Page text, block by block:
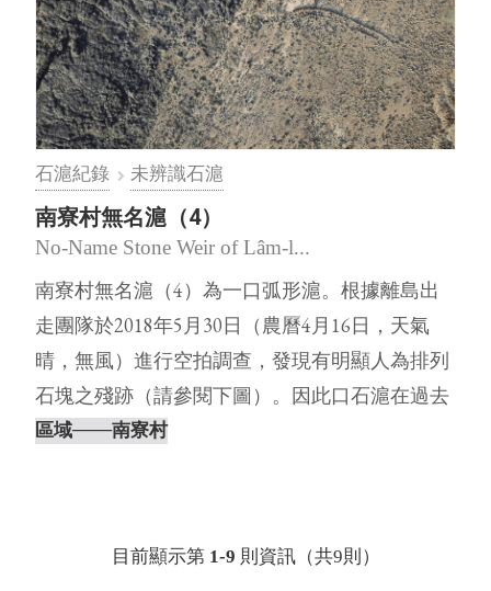
石滬紀錄 未辨識石滬
南寮村無名滬（4）
No-Name Stone Weir of Lâm-l...
南寮村無名滬（4）為一口弧形滬。根據離島出
走團隊於2018年5月30日（農曆4月16日，天氣
晴，無風）進行空拍調查，發現有明顯人為排列
石塊之殘跡（請參閱下圖）。因此口石滬在過去
澎湖石滬調查的文獻中，查⋯
區域───南寮村
目前顯示第1-9 則資訊（共9則）